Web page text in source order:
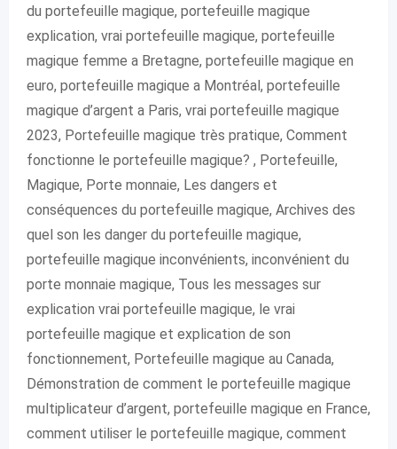
du portefeuille magique, portefeuille magique
explication, vrai portefeuille magique, portefeuille
magique femme a Bretagne, portefeuille magique en
euro, portefeuille magique a Montréal, portefeuille
magique d’argent a Paris, vrai portefeuille magique
2023, Portefeuille magique très pratique, Comment
fonctionne le portefeuille magique? , Portefeuille,
Magique, Porte monnaie, Les dangers et
conséquences du portefeuille magique, Archives des
quel son les danger du portefeuille magique,
portefeuille magique inconvénients, inconvénient du
porte monnaie magique, Tous les messages sur
explication vrai portefeuille magique, le vrai
portefeuille magique et explication de son
fonctionnement, Portefeuille magique au Canada,
Démonstration de comment le portefeuille magique
multiplicateur d’argent, portefeuille magique en France,
comment utiliser le portefeuille magique, comment